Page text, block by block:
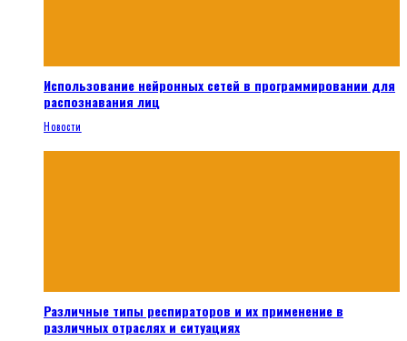
Использование нейронных сетей в программировании для
распознавания лиц
Новости
Различные типы респираторов и их применение в
различных отраслях и ситуациях